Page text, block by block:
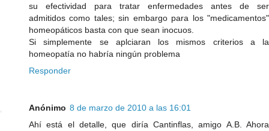
su efectividad para tratar enfermedades antes de ser
admitidos como tales; sin embargo para los "medicamentos"
homeopáticos basta con que sean inocuos.
Si simplemente se aplciaran los mismos criterios a la
homeopatía no habría ningún problema
Responder
Anónimo 8 de marzo de 2010 a las 16:01
Ahí está el detalle, que diría Cantinflas, amigo A.B. Ahora